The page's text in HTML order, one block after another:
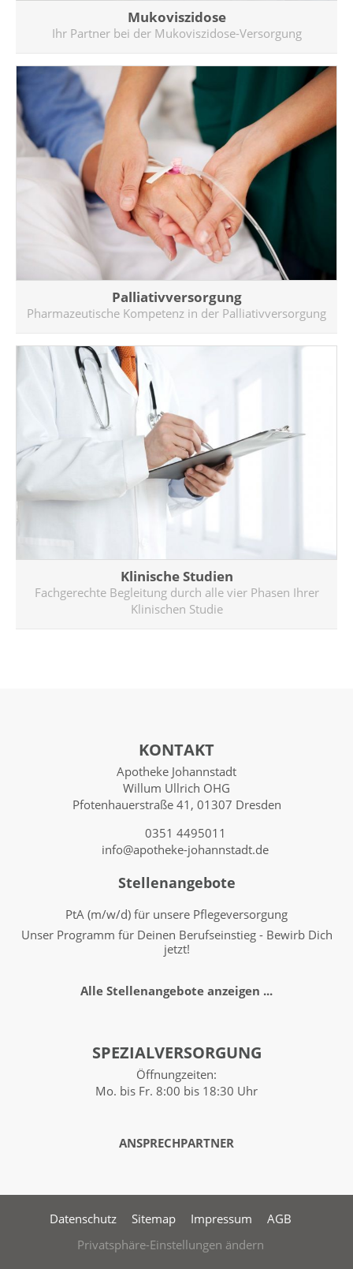
Mukoviszidose
Ihr Partner bei der Mukoviszidose-Versorgung
Palliativversorgung
Pharmazeutische Kompetenz in der Palliativversorgung
Klinische Studien
Fachgerechte Begleitung durch alle vier Phasen Ihrer
Klinischen Studie
KONTAKT
Apotheke Johannstadt
Willum Ullrich OHG
Pfotenhauerstraße 41, 01307 Dresden
0351 4495011
info@apotheke-johannstadt.de
Stellenangebote
PtA (m/w/d) für unsere Pflegeversorgung
Unser Programm für Deinen Berufseinstieg - Bewirb Dich
jetzt!
Alle Stellenangebote anzeigen ...
SPEZIALVERSORGUNG
Öffnungzeiten:
Mo. bis Fr. 8:00 bis 18:30 Uhr
ANSPRECHPARTNER
Datenschutz Sitemap Impressum
AGB
Privatsphäre-Einstellungen ändern